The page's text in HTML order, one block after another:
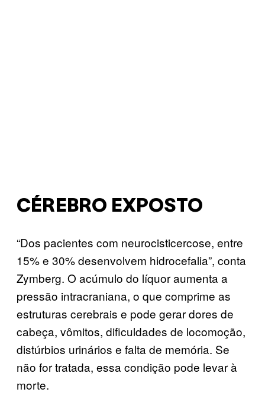
CÉREBRO EXPOSTO
“Dos pacientes com neurocisticercose, entre
15% e 30% desenvolvem hidrocefalia”, conta
Zymberg. O acúmulo do líquor aumenta a
pressão intracraniana, o que comprime as
estruturas cerebrais e pode gerar dores de
cabeça, vômitos, dificuldades de locomoção,
distúrbios urinários e falta de memória. Se
não for tratada, essa condição pode levar à
morte.